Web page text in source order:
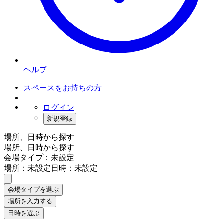
ヘルプ
スペースをお持ちの方
ログイン
新規登録
場所、日時から探す
場所、日時から探す
会場タイプ：未設定
場所：未設定日時：未設定
会場タイプを選ぶ
場所を入力する
日時を選ぶ